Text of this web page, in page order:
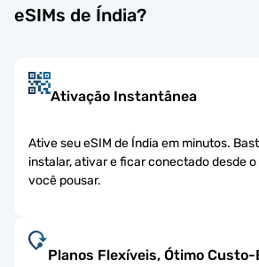
eSIMs de Índia?
Ativação Instantânea
Ative seu eSIM de Índia em minutos.
instalar, ativar e ficar conectado desde
você pousar.
Planos Flexíveis, Ótimo